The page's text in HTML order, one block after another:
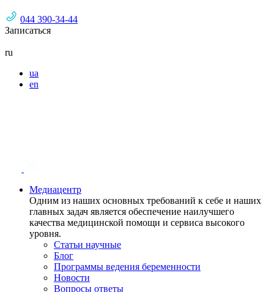
044 390-34-44
Записаться
ru
ua
en
Медиацентр
Одним из наших основных требований к себе и наших
главных задач является обеспечение наилучшего
качества медицинской помощи и сервиса высокого
уровня.
Статьи научные
Блог
Программы ведения беременности
Новости
Вопросы ответы